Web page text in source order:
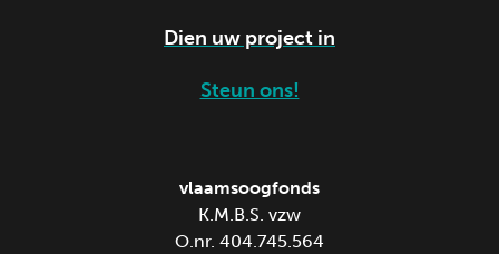
Dien uw project in
Steun ons!
vlaamsoogfonds
K.M.B.S. vzw
O.nr. 404.745.564